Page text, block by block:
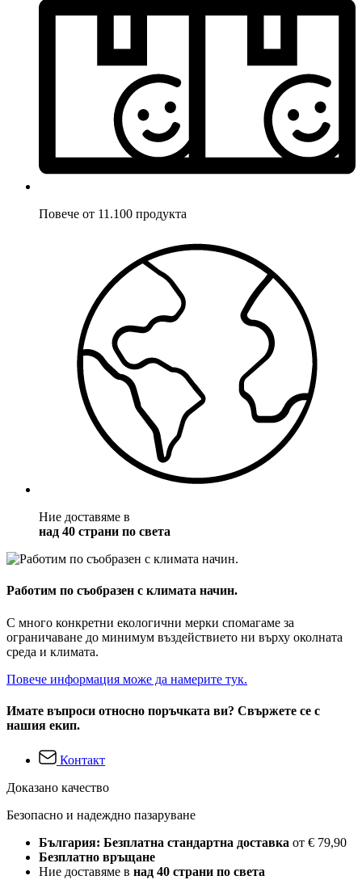
Повече от 11.100 продукта
Ние доставяме в
над 40 страни по света
Работим по съобразен с климата начин.
С много конкретни екологични мерки спомагаме за
ограничаване до минимум въздействието ни върху околната
среда и климата.
Повече информация може да намерите тук.
Имате въпроси относно поръчката ви? Свържете се с
нашия екип.
Контакт
Доказано качество
Безопасно и надеждно пазаруване
България: Безплатна стандартна доставка от € 79,90
Безплатно връщане
Ние доставяме в над 40 страни по света